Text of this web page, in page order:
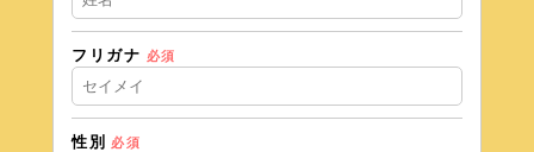
フリガナ 必須
性別 必須